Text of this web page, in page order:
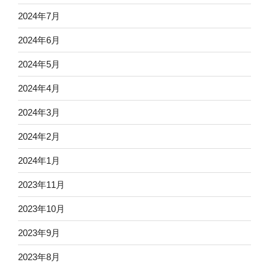
2024年7月
2024年6月
2024年5月
2024年4月
2024年3月
2024年2月
2024年1月
2023年11月
2023年10月
2023年9月
2023年8月